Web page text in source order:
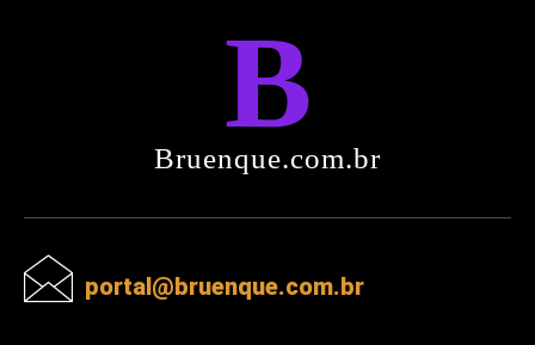
B
Bruenque.com.br
portal@bruenque.com.br